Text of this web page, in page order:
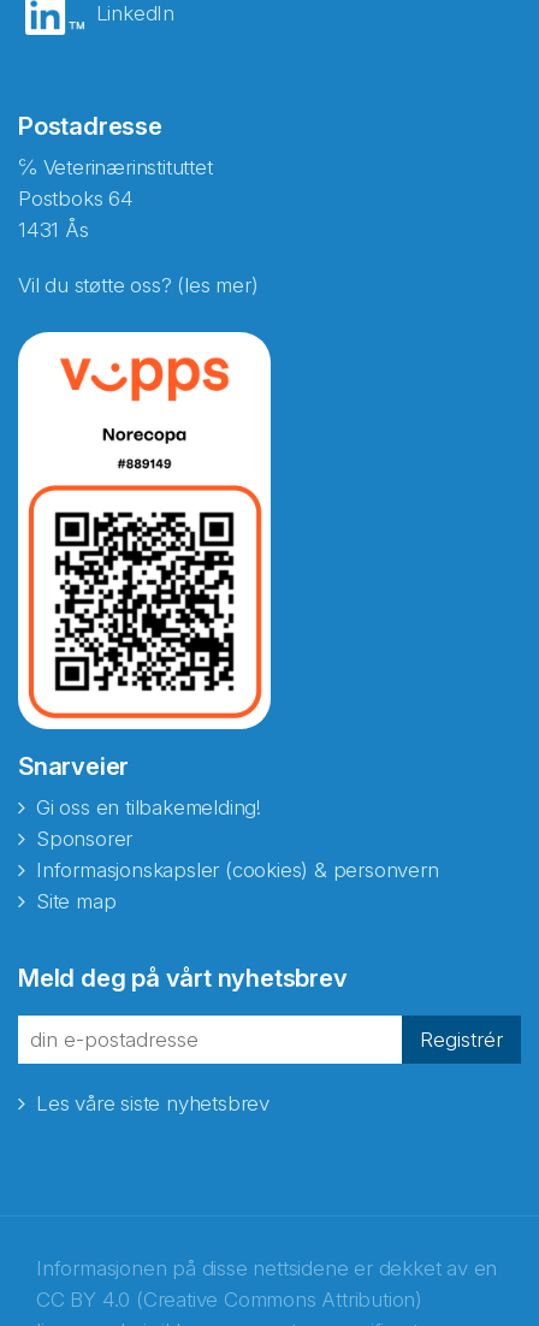
LinkedIn
Postadresse
℅ Veterinærinstituttet
Postboks 64
1431 Ås
Vil du støtte oss? (les mer)
Snarveier
Gi oss en tilbakemelding!
Sponsorer
Informasjonskapsler (cookies) & personvern
Site map
Meld deg på vårt nyhetsbrev
Registrér
Les våre siste nyhetsbrev
Informasjonen på disse nettsidene er dekket av en
CC BY 4.0 (Creative Commons Attribution)